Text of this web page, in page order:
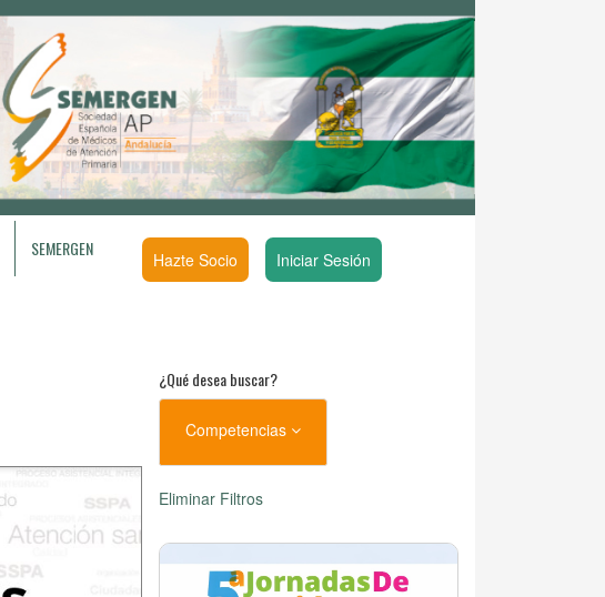
SEMERGEN Hazte Socio Iniciar Sesión
¿Qué desea buscar?
Competencias
Eliminar Filtros